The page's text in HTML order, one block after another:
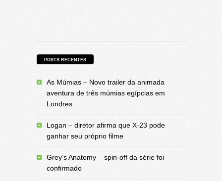
POSTS RECENTES
As Múmias – Novo trailer da animada
aventura de três múmias egípcias em
Londres
Logan – diretor afirma que X-23 pode
ganhar seu próprio filme
Grey’s Anatomy – spin-off da série foi
confirmado